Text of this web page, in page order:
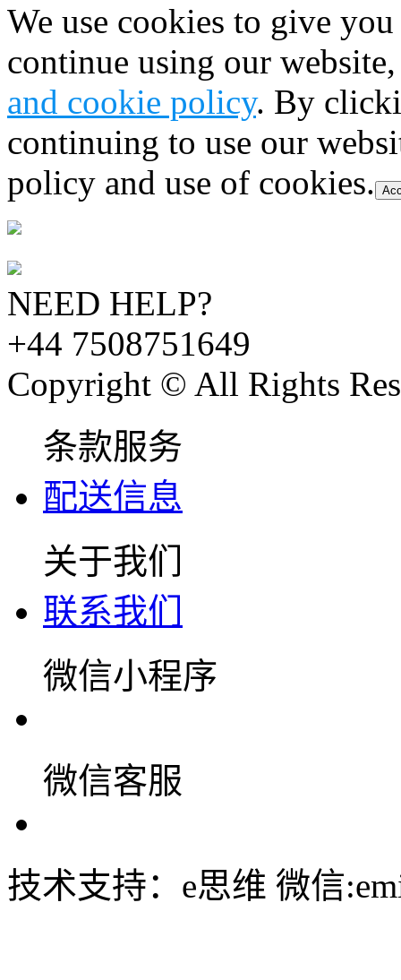
We use cookies to give
continue using our
and cookie policy. By
continuing to use our
policy and use of cookies.
NEED HELP?
+44 7508751649
Copyright © All Rights
条款服务
配送信息
关于我们
联系我们
微信小程序
微信客服
技术支持：e思维 微信